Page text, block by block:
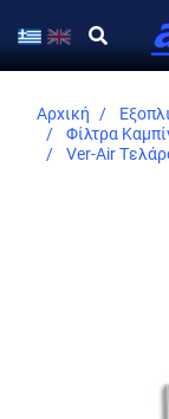
Αρχική
Φίλτρα
Ver-Air